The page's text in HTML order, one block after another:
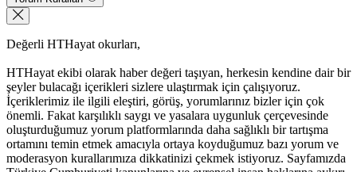
Değerli HTHayat okurları,
HTHayat ekibi olarak haber değeri taşıyan, herkesin kendine dair bir
şeyler bulacağı içerikleri sizlere ulaştırmak için çalışıyoruz.
İçeriklerimiz ile ilgili eleştiri, görüş, yorumlarınız bizler için çok
önemli. Fakat karşılıklı saygı ve yasalara uygunluk çerçevesinde
oluşturduğumuz yorum platformlarında daha sağlıklı bir tartışma
ortamını temin etmek amacıyla ortaya koyduğumuz bazı yorum ve
moderasyon kurallarımıza dikkatinizi çekmek istiyoruz. Sayfamızda